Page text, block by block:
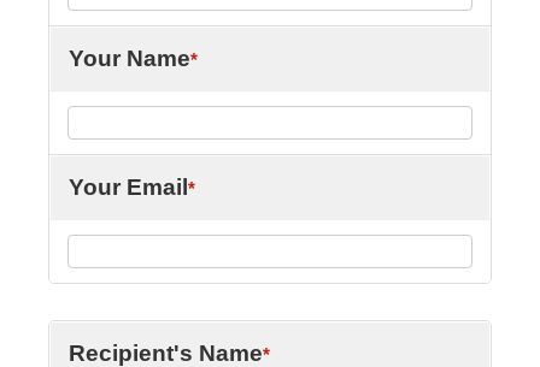
Your Name*
Your Email *
Recipient's Name*